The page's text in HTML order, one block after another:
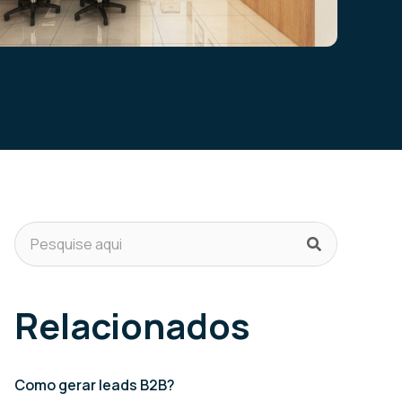
Relacionados
Como gerar leads B2B?